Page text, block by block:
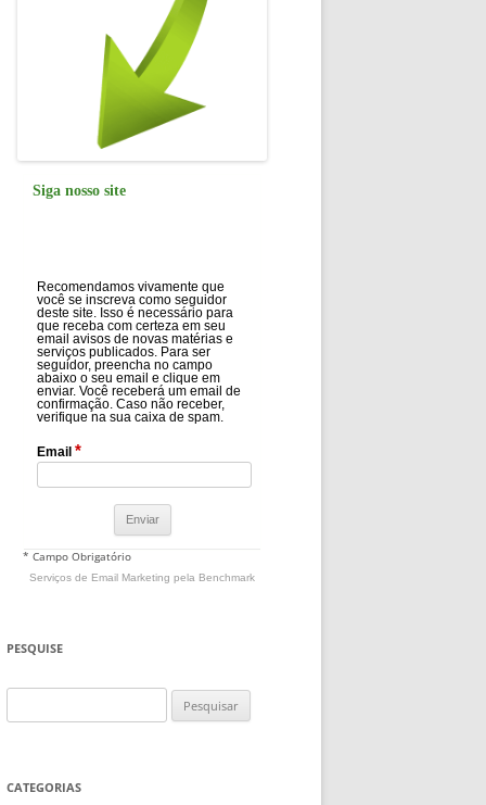
Siga nosso site
Recomendamos vivamente que
você se inscreva como seguidor
deste site. Isso é necessário para
que receba com certeza em seu
email avisos de novas matérias e
serviços publicados. Para ser
seguidor, preencha no campo
abaixo o seu email e clique em
enviar. Você receberá um email de
confirmação. Caso não receber,
verifique na sua caixa de spam.
Email *
* Campo Obrigatório
Serviços de Email Marketing pela Benchmark
PESQUISE
por:
CATEGORIAS